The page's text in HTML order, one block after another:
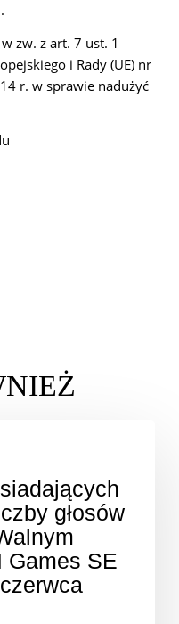
zw. z art. 7 ust. 1
i Rady (UE) nr
r. w sprawie nadużyć
głosów
Games SE